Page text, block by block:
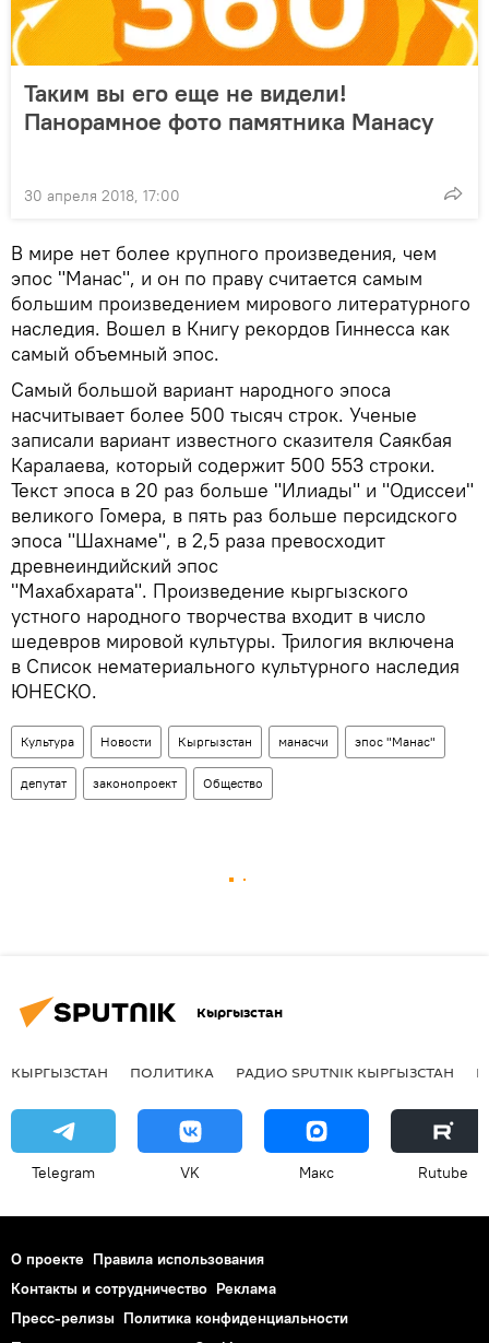
Таким вы его еще не видели!
Панорамное фото памятника Манасу
30 апреля 2018, 17:00
В мире нет более крупного произведения, чем
эпос "Манас", и он по праву считается самым
большим произведением мирового литературного
наследия. Вошел в Книгу рекордов Гиннесса как
самый объемный эпос.
Самый большой вариант народного эпоса
насчитывает более 500 тысяч строк. Ученые
записали вариант известного сказителя Саякбая
Каралаева, который содержит 500 553 строки.
Текст эпоса в 20 раз больше "Илиады" и "Одиссеи"
великого Гомера, в пять раз больше персидского
эпоса "Шахнаме", в 2,5 раза превосходит
древнеиндийский эпос
"Махабхарата". Произведение кыргызского
устного народного творчества входит в число
шедевров мировой культуры. Трилогия включена
в Список нематериального культурного наследия
ЮНЕСКО.
Культура Новости Кыргызстан манасчи эпос "Манас"
депутат законопроект Общество
Кыргызстан
КЫРГЫЗСТАН ПОЛИТИКА РАДИО SPUTNIK КЫРГЫЗСТАН
Telegram VK Макс Rutube
О проекте Правила использования
Контакты и сотрудничество Реклама
Пресс-релизы Политика конфиденциальности